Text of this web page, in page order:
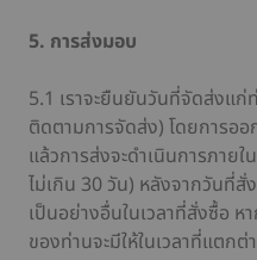
5. การส่งมอบ
5.1 เราจะยืนยันวันที่จัดส่งแก่
ติดตามการจัดส่ง) โดยการอ
แล้วการส่งจะดำเนินการภาย
ไม่เกิน 30 วัน) หลังจากวันที่สั่
เป็นอย่างอื่นในเวลาที่สั่งซื้อ
ของท่านจะมีให้ในเวลาที่แตก